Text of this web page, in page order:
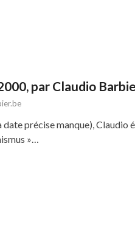
par Claudio
date précise manque),
»…